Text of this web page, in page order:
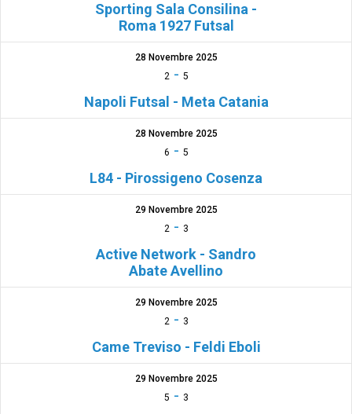
Sporting Sala Consilina -
Roma 1927 Futsal
28 Novembre 2025
2- 5
Napoli Futsal - Meta Catania
28 Novembre 2025
6 - 5
L84 - Pirossigeno Cosenza
29 Novembre 2025
2- 3
Active Network - Sandro
Abate Avellino
29 Novembre 2025
2- 3
Came Treviso - Feldi Eboli
29 Novembre 2025
5 - 3